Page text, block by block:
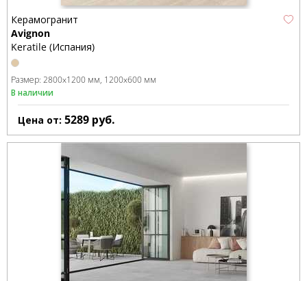
Керамогранит
Avignon
Keratile (Испания)
Размер: 2800x1200 мм 1200x600 мм
В наличии
Цена от: 5289 руб.